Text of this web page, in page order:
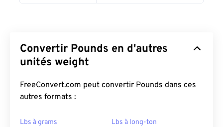
Convertir Pounds en d'autres
unités weight
FreeConvert.com peut convertir Pounds dans ces
autres formats :
Lbs à grams Lbs à long-ton